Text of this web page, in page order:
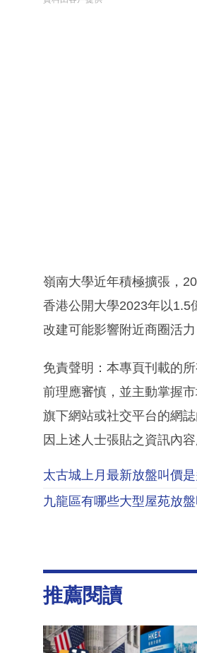
嶺南大學近年積極擴張，
香港公開大學2023年以1.5
改建可能影響附近商圈活
免責聲明：本專頁刊載的
前理應審慎，並主動掌握
旗下網站或社交平台的網
因上述人士張貼之資訊內
太古城上月最新放盤叫價是
九龍區有哪些大型屋苑放盤
推薦閱讀